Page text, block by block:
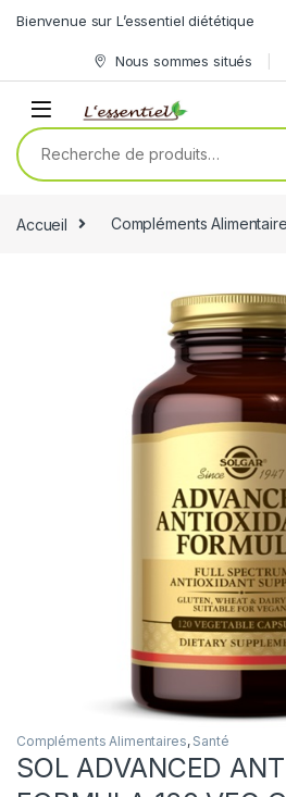
Skip to navigation
Bienvenue sur L’essentiel diététique
Nous sommes situés
Recherche pour :
Accueil Compléments
Compléments Alimentaires, Santé
SOL ADVANCED